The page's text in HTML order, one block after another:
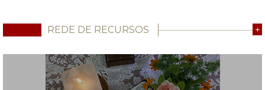
REDE DE RECURSOS +